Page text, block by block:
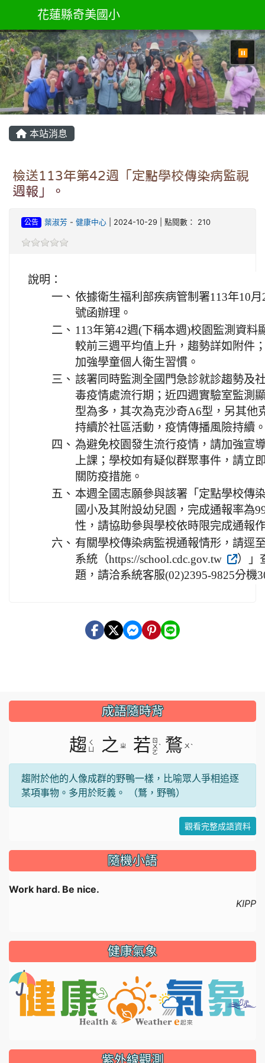
⏸
本站消息
檢送113年第42週「定點學校傳染病監視
週報」。
公告 葉淑芳 - 健康中心| 2024-10-29 | 點閱數： 210
說明：
一、 依據衛生福利部疾病管制署113年10
號函辦理。
二、 113年第42週(下稱本週)校園監測資料
較前三週平均值上升，趨勢詳如附件
加強學童個人衛生習慣。
三、 該署同時監測全國門急診就診趨勢及
毒疫情處流行期；近四週實驗室監測
型為多，其次為克沙奇A6型，另其他
持續於社區活動，疫情傳播風險持續
四、 為避免校園發生流行疫情，請加強宣
上課；學校如有疑似群聚事件，請立
關防疫措施。
五、 本週全國志願參與該署「定點學校傳
國小及其附設幼兒園，完成通報率為
性，請協助參與學校依時限完成通報
六、 有關學校傳染病監視通報情形，請逕
系統（https://school.cdc.gov.tw
）」
題，請洽系統客服(02)2395-9825分機
成語隨時背
趨 ㄑ
ㄩ
之 ㄓ 若 ㄖ
ㄨ
ㄛ
ˋ 鶩 ㄨ ˋ
趨附於他的人像成群的野鴨一樣，比喻眾人爭相追逐
某項事物。多用於貶義。 （鶩，野鴨）
觀看完整成語資料
隨機小語
Work hard. Be nice.
KIPP
健康氣象
紫外線觀測
花蓮縣奇美國小